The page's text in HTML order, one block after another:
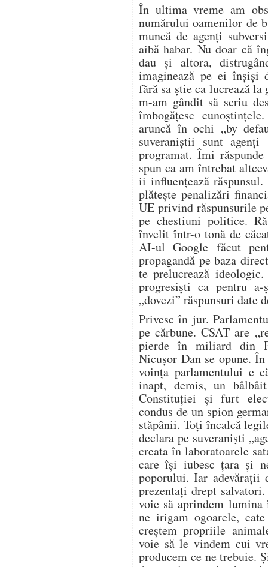
În ultima vreme am
numărului oamenilor de
muncă de agenți
aibă habar. Nu doar că
dau și altora,
imaginează pe ei înșiși
fără sa știe ca lucrează
m-am gândit să scriu
îmbogățesc
aruncă în ochi „by
suveraniștii sunt
programat. Îmi
spun ca am întrebat
ii influențează
plătește penalizări
UE privind răspunsurile
pe chestiuni politice.
învelit într-o tonă de
AI-ul Google făcut
propagandă pe baza
te prelucrează
progresiști ca pentru
„dovezi” răspunsuri date
Privesc în jur.
pe cărbune. CSAT are
pierde în miliard din
Nicușor Dan se opune.
voința parlamentului e
inapt, demis, un
Constituției și furt
condus de un spion
stăpânii. Toți încalcă
declara pe suveraniști
creata în laboratoarele
care își iubesc țara și
poporului. Iar adevărații
prezentați drept
voie să aprindem lumina
ne irigam ogoarele,
creștem propriile
voie să le vindem cui
producem ce ne trebuie.